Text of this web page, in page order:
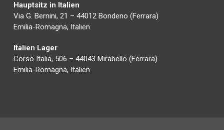
Hauptsitz in Italien
Via G. Bernini, 21 – 44012 Bondeno (Ferrara)
Emilia-Romagna, Italien
Italien Lager
Corso Italia, 506 – 44043 Mirabello (Ferrara)
Emilia-Romagna, Italien